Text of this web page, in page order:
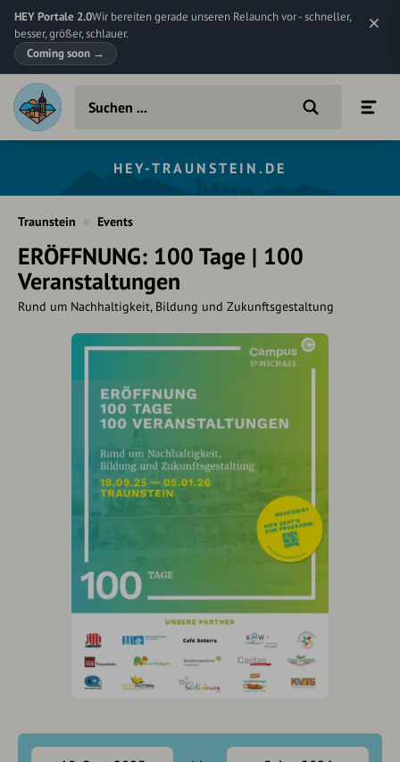
HEY Portale 2.0Wir bereiten gerade unseren Relaunch vor - schneller,
besser, größer, schlauer.
Coming soon →
HEY-TRAUNSTEIN.DE
Traunstein Events
ERÖFFNUNG: 100 Tage | 100
Veranstaltungen
Rund um Nachhaltigkeit, Bildung und Zukunftsgestaltung